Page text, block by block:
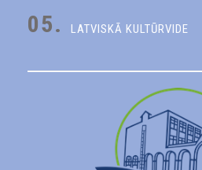
05. LATVISKĀ KULTŪRVIDE